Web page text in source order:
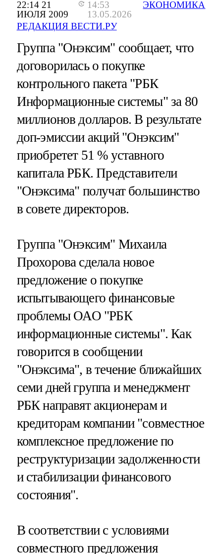
22:14 21
ИЮЛЯ 2009
14:53
13.05.2026
РЕДАКЦИЯ ВЕСТИ.РУ
ЭКОНОМИКА
Группа "Онэксим" сообщает, что
договорилась о покупке
контрольного пакета "РБК
Информационные системы" за 80
миллионов долларов. В результате
доп-эмиссии акций "Онэксим"
приобретет 51 % уставного
капитала РБК. Представители
"Онэксима" получат большинство
в совете директоров.
Группа "Онэксим" Михаила
Прохорова сделала новое
предложение о покупке
испытывающего финансовые
проблемы ОАО "РБК
информационные системы". Как
говорится в сообщении
"Онэксима", в течение ближайших
семи дней группа и менеджмент
РБК направят акционерам и
кредиторам компании "совместное
комплексное предложение по
реструктуризации задолженности
и стабилизации финансового
состояния".
В соответствии с условиями
совместного предложения